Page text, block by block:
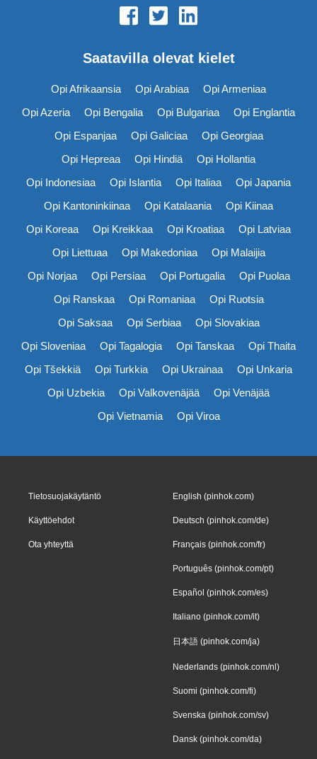
Saatavilla olevat kielet
Opi Afrikaansia Opi Arabiaa
Opi Armeniaa
Opi Azeria
Opi Bengalia Opi Bulgariaa
Opi Englantia
Opi Espanjaa
Opi Galiciaa
Opi Georgiaa
Opi Hepreaa
Opi Hindiä
Opi Hollantia
Opi Indonesiaa
Opi Islantia Opi Italiaa
Opi Japania
Opi Kantoninkiinaa
Opi Katalaania
Opi Kiinaa
Opi Koreaa
Opi Kreikkaa Opi Kroatiaa
Opi Latviaa
Opi Liettuaa
Opi Makedoniaa
Opi Malaijia
Opi Norjaa
Opi Persiaa Opi Portugalia
Opi Puolaa
Opi Ranskaa
Opi Romaniaa
Opi Ruotsia
Opi Saksaa
Opi Serbiaa
Opi Slovakiaa
Opi Sloveniaa
Opi Tagalogia Opi Tanskaa
Opi Thaita
Opi Tšekkiä
Opi Turkkia Opi Ukrainaa
Opi Unkaria
Opi Uzbekia
Opi Valkovenäjää
Opi Venäjää
Opi Vietnamia
Opi Viroa
Tietosuojakäytäntö
Käyttöehdot
Ota yhteyttä
English (pinhok.com)
Deutsch (pinhok.com/de)
Français (pinhok.com/fr)
Português (pinhok.com/pt)
Español (pinhok.com/es)
Italiano (pinhok.com/it)
日本語 (pinhok.com/ja)
Nederlands (pinhok.com/nl)
Suomi (pinhok.com/fi)
Svenska (pinhok.com/sv)
Dansk (pinhok.com/da)